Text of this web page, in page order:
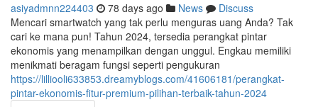
asiyadmnn224403 78 days ago News
Discuss
Mencari smartwatch yang tak perlu menguras uang Anda? Tak
cari ke mana pun! Tahun 2024, tersedia perangkat pintar
ekonomis yang menampilkan dengan unggul. Engkau memiliki
menikmati beragam fungsi seperti pengukuran
https://lilliooli633853.dreamyblogs.com/41606181/perangkat-
pintar-ekonomis-fitur-premium-pilihan-terbaik-tahun-2024